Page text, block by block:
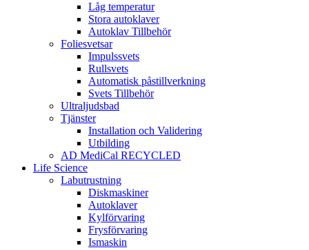
Låg temperatur
Stora autoklaver
Autoklav Tillbehör
Foliesvetsar
Impulssvets
Rullsvets
Automatisk påstillverkning
Svets Tillbehör
Ultraljudsbad
Tjänster
Installation och Validering
Utbilding
AD MediCal RECYCLED
Life Science
Labutrustning
Diskmaskiner
Autoklaver
Kylförvaring
Frysförvaring
Ismaskin